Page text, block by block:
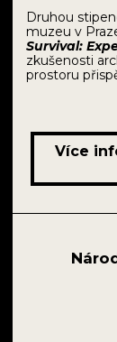
Druhou
muzeu v
Survival:
zkušenosti
prostoru
Více